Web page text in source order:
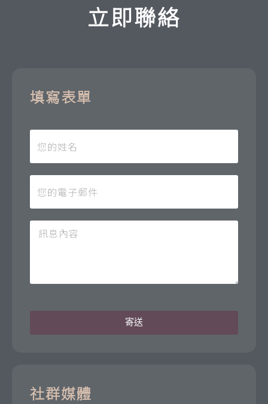
立即聯絡
填寫表單
寄送
社群媒體